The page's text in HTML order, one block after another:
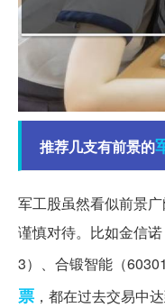
推荐几支有前景的
军工股虽然看似前景
谨慎对待。比如金信
3）、合锻智能（
票 ，都在过去交易中